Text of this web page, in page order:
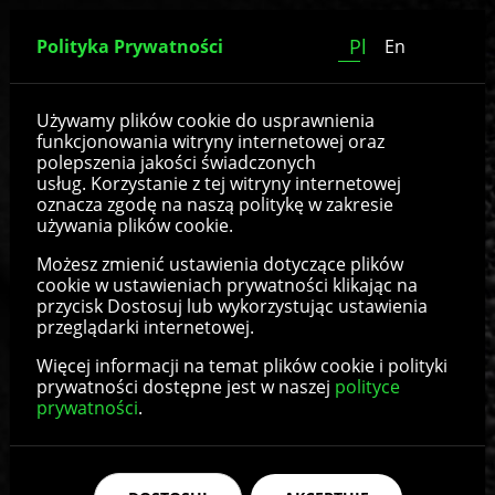
Poduszki siedzeniowe
Poduszka siedzeniowa wózka inwalidzkiego
to element wyposażenia wózka
inwalidzkiego, służący do ułożenia ciała,
stabilizacji miednicy i zabezpieczenia skóry
użytkownika przed urazami. Może wydatnie
poprawić komfort osoby poruszającej się na
wózku inwalidzkim i znacznie ułatwić jej życie.
Poduszka siedzeniowa do wózka
inwalidzkiego – charakterystyka
Poduszki siedzeniowe wózków inwalidzkich
pozwalają na dużo możliwości konfiguracji i
Polityka Prywatności Pl En
Używamy plików cookie do usprawnienia
funkcjonowania witryny internetowej oraz
polepszenia jakości świadczonych
usług. Korzystanie z tej witryny internetowej
oznacza zgodę na naszą politykę w zakresie
używania plików cookie.
Możesz zmienić ustawienia dotyczące plików
cookie w ustawieniach prywatności klikając na
przycisk Dostosuj lub wykorzystując ustawienia
przeglądarki internetowej.
Więcej informacji na temat plików cookie i polityki
prywatności dostępne jest w naszej polityce
prywatności.